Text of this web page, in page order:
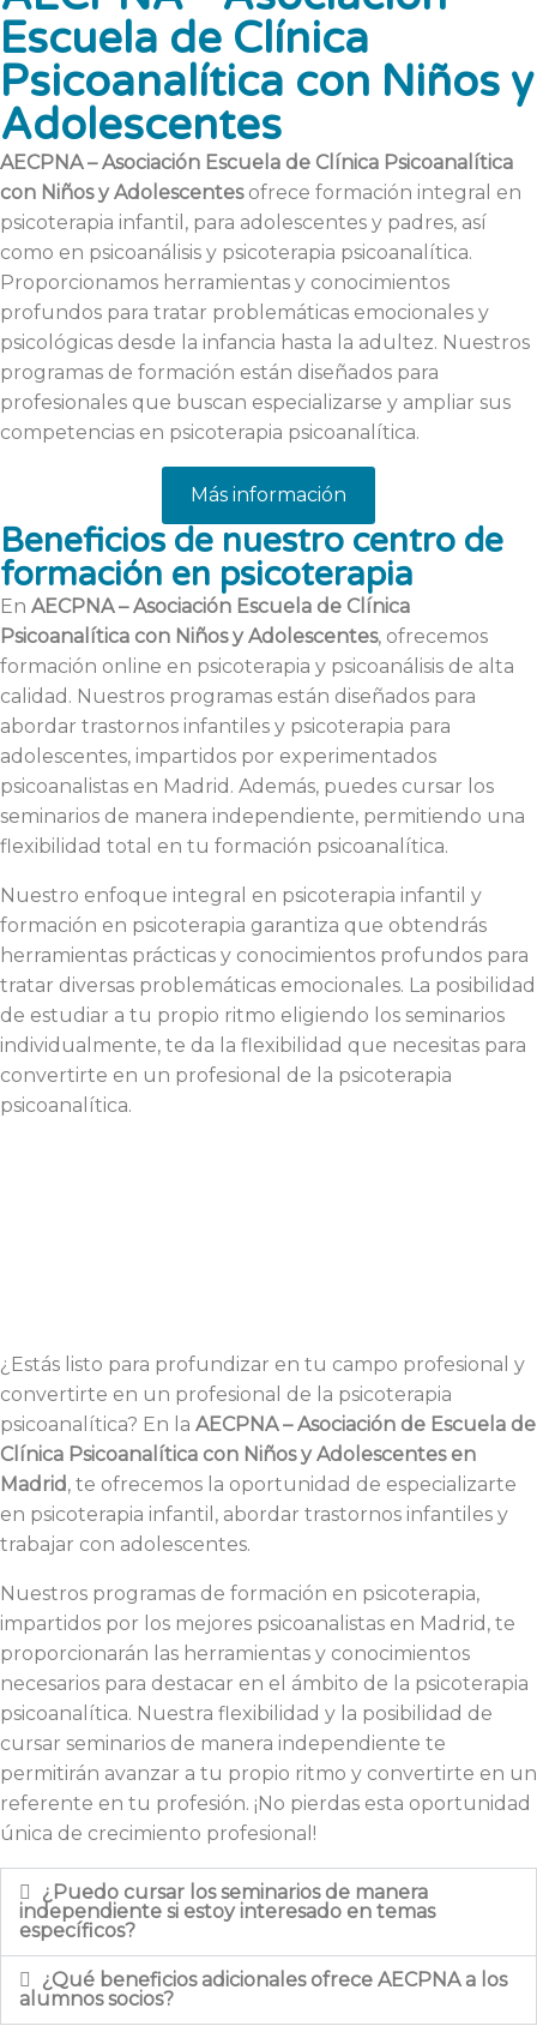
Escuela de Clínica
Psicoanalítica con Niños y
Adolescentes
AECPNA – Asociación Escuela de Clínica Psicoanalítica
con Niños y Adolescentesofrece formación integral en
psicoterapia infantil, para adolescentes y padres, así
como en psicoanálisis y psicoterapia psicoanalítica.
Proporcionamos herramientas y conocimientos
profundos para tratar problemáticas emocionales y
psicológicas desde la infancia hasta la adultez. Nuestros
programas de formación están diseñados para
profesionales que buscan especializarse y ampliar sus
competencias en psicoterapia psicoanalítica.
Más información
Beneficios de nuestro centro de
formación en psicoterapia
En AECPNA – Asociación Escuela de Clínica
Psicoanalítica con Niños y Adolescentes, ofrecemos
formación online en psicoterapia y psicoanálisis de alta
calidad. Nuestros programas están diseñados para
abordar trastornos infantiles y psicoterapia para
adolescentes, impartidos por experimentados
psicoanalistas en Madrid. Además, puedes cursar los
seminarios de manera independiente, permitiendo una
flexibilidad total en tu formación psicoanalítica.
Nuestro enfoque integral en psicoterapia infantil y
formación en psicoterapia garantiza que obtendrás
herramientas prácticas y conocimientos profundos para
tratar diversas problemáticas emocionales. La posibilidad
de estudiar a tu propio ritmo eligiendo los seminarios
individualmente, te da la flexibilidad que necesitas para
convertirte en un profesional de la psicoterapia
psicoanalítica.
¿Estás listo para profundizar en tu campo profesional y
convertirte en un profesional de la psicoterapia
psicoanalítica? En la AECPNA – Asociación de Escuela de
Clínica Psicoanalítica con Niños y Adolescentes en
Madrid, te ofrecemos la oportunidad de especializarte
en psicoterapia infantil, abordar trastornos infantiles y
trabajar con adolescentes.
Nuestros programas de formación en psicoterapia,
impartidos por los mejores psicoanalistas en Madrid, te
proporcionarán las herramientas y conocimientos
necesarios para destacar en el ámbito de la psicoterapia
psicoanalítica. Nuestra flexibilidad y la posibilidad de
cursar seminarios de manera independiente te
permitirán avanzar a tu propio ritmo y convertirte en un
referente en tu profesión. ¡No pierdas esta oportunidad
única de crecimiento profesional!
¿Puedo cursar los seminarios de manera
independiente si estoy interesado en temas
específicos?
¿Qué beneficios adicionales ofrece AECPNA a los
alumnos socios?